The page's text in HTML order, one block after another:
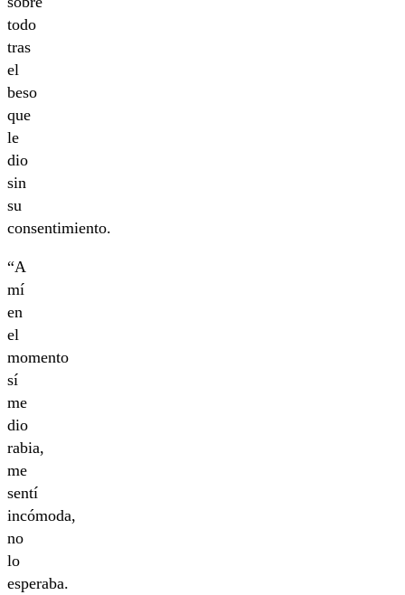
todo
tras
el
beso
que
le
dio
sin
su
consentimiento.
“A
mí
en
el
momento
sí
me
dio
rabia,
me
sentí
incómoda,
no
lo
esperaba.